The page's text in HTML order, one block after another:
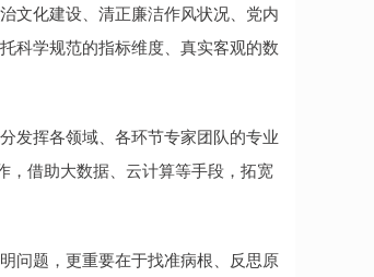
文化建设、清正廉洁作风状况、党内
科学规范的指标维度、真实客观的数
发挥各领域、各环节专家团队的专业
，借助大数据、云计算等手段，拓宽
问题，更重要在于找准病根、反思原